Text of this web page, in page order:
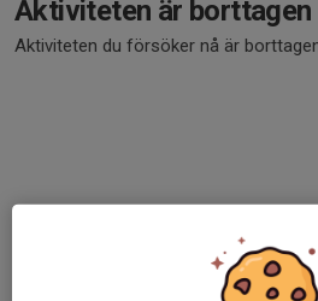
Aktiviteten är borttagen
Aktiviteten du försöker nå är